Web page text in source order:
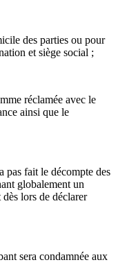
des parties ou pour
et siège social ;
réclamée avec le
ainsi que le
pas fait le décompte des
globalement un
lors de déclarer
sera condamnée aux